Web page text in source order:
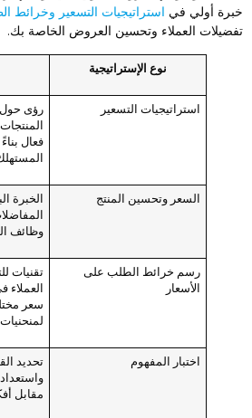
أولي فياستراتيجيات التسعير وخرائط
العملاء وتحسين العروض الخاصة بك.
نوع الإستراتيجية
استراتيجيات التسعير
رؤى حول
المنتجات
فعال بناءً
المستهلك.
السعر وتحسين المنتج
الخبرة
المفاضلات
وظائف
رسم خرائط الطلب على
الأسعار
تقنيات
العملاء
سعر
لمنحنيات
اختبار المفهوم
تحديد
واستعداد
مقابل